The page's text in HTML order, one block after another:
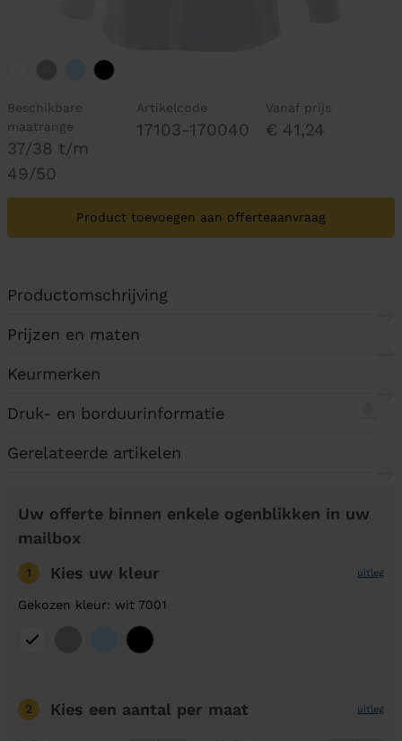
Beschikbare
maatrange
37/38 t/m
49/50
Artikelcode
17103-170040
Vanaf prijs
€ 41,24
Product toevoegen aan offerteaanvraag
Productomschrijving
Prijzen en maten
Keurmerken
Druk- en borduurinformatie
Gerelateerde artikelen
Uw offerte binnen enkele ogenblikken in uw
mailbox
1 Kies uw kleur uitleg
Gekozen kleur: wit 7001
2 Kies een aantal per maat uitleg